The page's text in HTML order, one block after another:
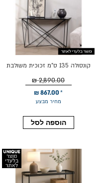
קונסולה 135 ס"מ זכוכית משולבת
מחיר מבצע
867.00 ₪
2,890.00 ₪
הוספה לסל